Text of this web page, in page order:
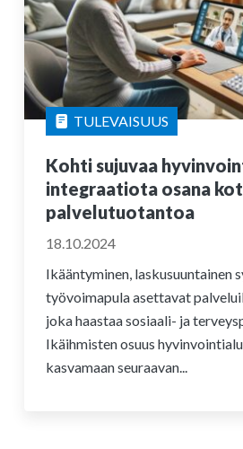
TULEVAISUUS
Kohti sujuvaa
integraatiota osana
palvelutuotantoa
18.10.2024
Ikääntyminen, laskusuuntainen
työvoimapula asettavat
joka haastaa sosiaali- ja
Ikäihmisten osuus
kasvamaan seuraavan...